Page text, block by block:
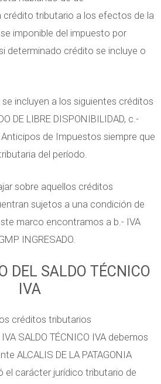
crédito tributario a los efectos de la
imponible del impuesto por
determinado crédito se incluye o
incluyen a los siguientes créditos
DE LIBRE DISPONIBILIDAD, c.-
de Impuestos siempre que
del período.
sobre aquellos créditos
sujetos a una condición de
marco encontramos a b.- IVA
INGRESADO.
IVA
créditos tributarios
SALDO TÉCNICO IVA debemos
ALCALIS DE LA PATAGONIA
el carácter jurídico tributario de